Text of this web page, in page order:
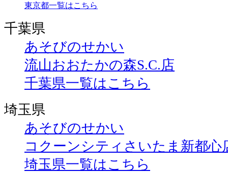
東京都一覧はこちら
千葉県
あそびのせかい
流山おおたかの森S.C.店
千葉県一覧はこちら
埼玉県
あそびのせかい
コクーンシティさいたま新都心
埼玉県一覧はこちら